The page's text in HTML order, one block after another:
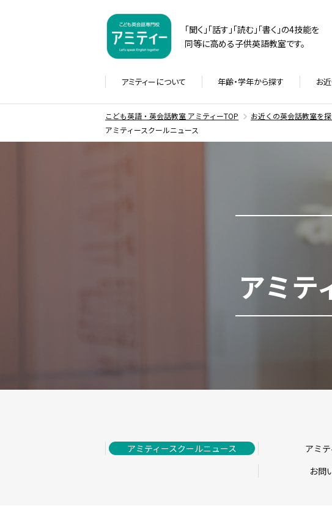
「聞く」「話す」「読む」「書く」の4技能を
同等に高める子供英語教室です。
アミティーについて 年齢・学年から探す お
こども英語・英会話教室 アミティーTOP お近くの英会話教室を
アミティースクールニュース
アミテ
アミティースクールニュース アミ
お問